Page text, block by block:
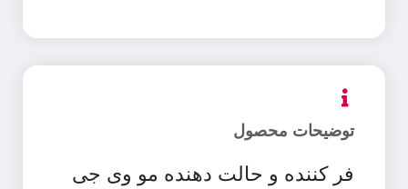
توضیحات محصول
فر کننده و حالت دهنده مو وی جی